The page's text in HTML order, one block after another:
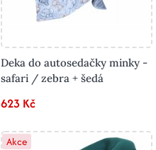
Deka do autosedačky minky -
safari / zebra + šedá
623 Kč
Akce